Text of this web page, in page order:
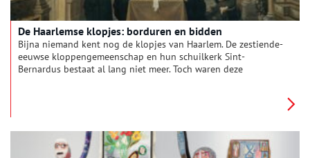
De Haarlemse klopjes: borduren en bidden
Bijna niemand kent nog de klopjes van Haarlem. De zestiende-
eeuwse kloppengemeenschap en hun schuilkerk Sint-
Bernardus bestaat al lang niet meer. Toch waren deze